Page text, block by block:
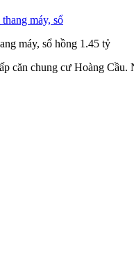
máy, sổ hồng 1.45 tỷ
căn chung cư Hoàng